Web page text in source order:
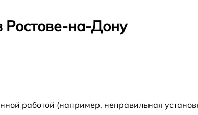
Ростове-на-Дону
работой (например, неправильная